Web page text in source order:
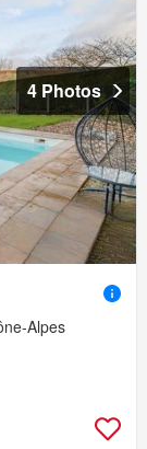
4 Photos
Alpes